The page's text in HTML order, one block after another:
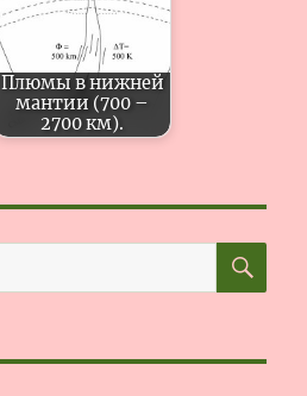
Плюмы в нижней
мантии (700 –
2700 км).